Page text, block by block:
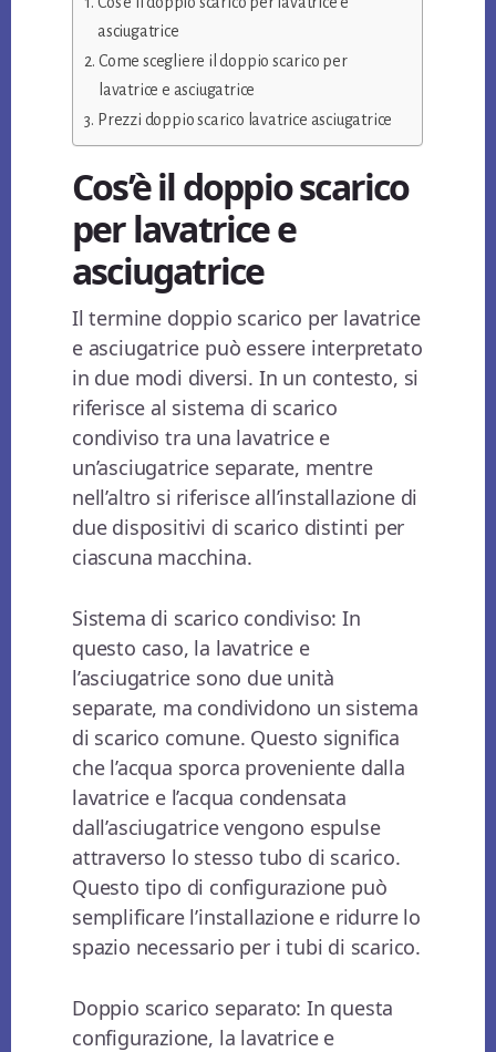
asciugatrice
Come scegliere il doppio scarico per
lavatrice e asciugatrice
Prezzi doppio scarico lavatrice asciugatrice
Cos’è il doppio scarico
per lavatrice e
asciugatrice
Il termine doppio scarico per lavatrice
e asciugatrice può essere interpretato
in due modi diversi. In un contesto, si
riferisce al sistema di scarico
condiviso tra una lavatrice e
un’asciugatrice separate, mentre
nell’altro si riferisce all’installazione di
due dispositivi di scarico distinti per
ciascuna macchina.
Sistema di scarico condiviso: In
questo caso, la lavatrice e
l’asciugatrice sono due unità
separate, ma condividono un sistema
di scarico comune. Questo significa
che l’acqua sporca proveniente dalla
lavatrice e l’acqua condensata
dall’asciugatrice vengono espulse
attraverso lo stesso tubo di scarico.
Questo tipo di configurazione può
semplificare l’installazione e ridurre lo
spazio necessario per i tubi di scarico.
Doppio scarico separato: In questa
configurazione, la lavatrice e